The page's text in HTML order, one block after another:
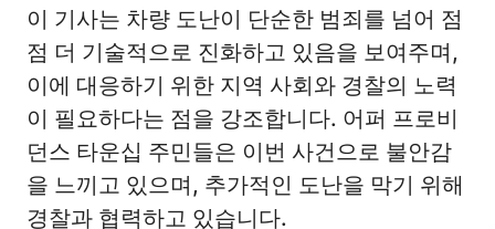
이 기사는 차량 도난이 단순한 범죄를 넘어 점
점 더 기술적으로 진화하고 있음을 보여주며,
이에 대응하기 위한 지역 사회와 경찰의 노력
이 필요하다는 점을 강조합니다. 어퍼 프로비
던스 타운십 주민들은 이번 사건으로 불안감
을 느끼고 있으며, 추가적인 도난을 막기 위해
경찰과 협력하고 있습니다.